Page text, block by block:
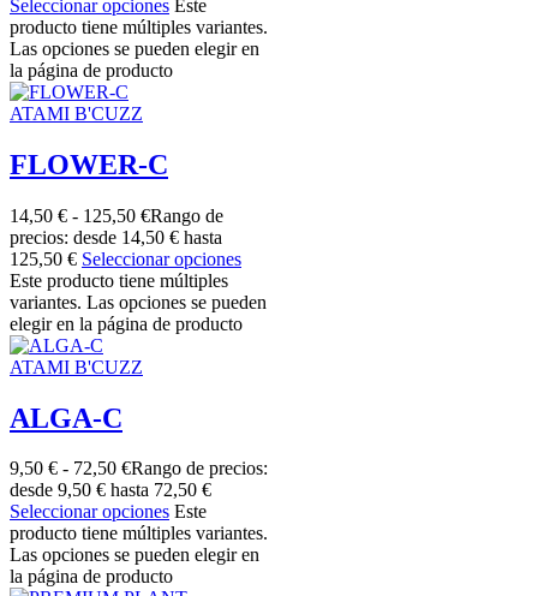
Seleccionar opciones Este
producto tiene múltiples variantes.
Las opciones se pueden elegir en
la página de producto
ATAMI B'CUZZ
FLOWER-C
14,50 € - 125,50 €Rango de
precios: desde 14,50 € hasta
125,50 € Seleccionar opciones
Este producto tiene múltiples
variantes. Las opciones se pueden
elegir en la página de producto
ATAMI B'CUZZ
ALGA-C
9,50 € - 72,50 €Rango de precios:
desde 9,50 € hasta 72,50 €
Seleccionar opciones Este
producto tiene múltiples variantes.
Las opciones se pueden elegir en
la página de producto